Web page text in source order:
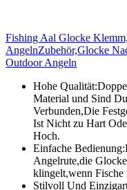
Fishing Aal Glocke
AngelnZubehör,Glocke
Outdoor Angeln
Hohe
Material und Sind
Verbunden,Die
Ist Nicht zu Hart
Hoch.
Einfache
Angelrute,die
klingelt,wenn Fische
Stilvoll Und